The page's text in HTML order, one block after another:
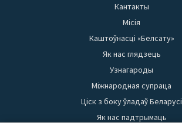
Кантакты
Місія
Каштоўнасці «Белсату»
Як нас глядзець
Узнагароды
Міжнародная супраца
Ціск з боку ўладаў Беларусі
Як нас падтрымаць